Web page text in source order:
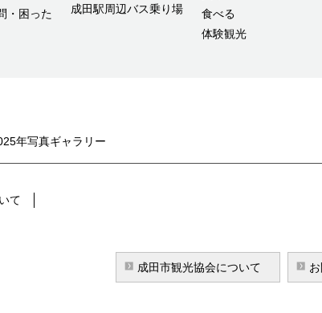
・困った
成田駅周辺バス乗り場
食べる
体験観光
年写真ギャラリー
て
成田市観光協会について